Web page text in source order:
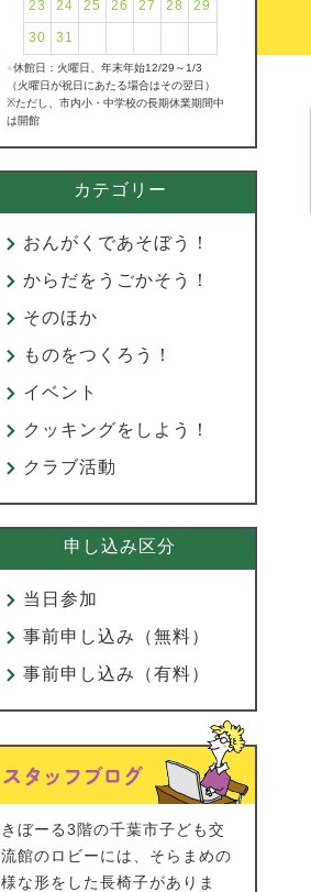
23 24 25 26 27 28 29
30 31
●休館日：火曜日、年末年始12/29～1/3
（火曜日が祝日にあたる場合はその翌日）
※ただし、市内小・中学校の長期休業期間中
は開館
カテゴリー
おんがくであそぼう！
からだをうごかそう！
そのほか
ものをつくろう！
イベント
クッキングをしよう！
クラブ活動
申し込み区分
当日参加
事前申し込み（無料）
事前申し込み（有料）
きぼーる3階の千葉市子ども交
流館のロビーには、そらまめの
様な形をした長椅子がありま